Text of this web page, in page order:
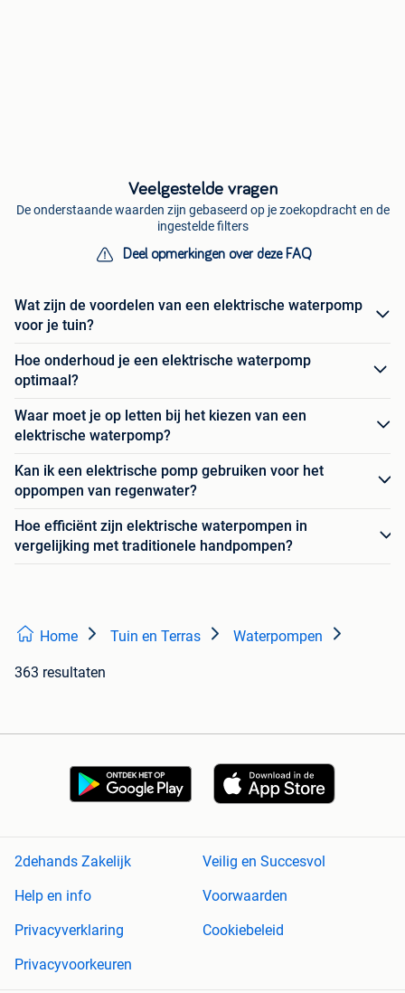
Veelgestelde vragen
De onderstaande waarden zijn gebaseerd op je zoekopdracht en de
ingestelde filters
Deel opmerkingen over deze FAQ
Wat zijn de voordelen van een elektrische waterpomp
voor je tuin?
Hoe onderhoud je een elektrische waterpomp
optimaal?
Waar moet je op letten bij het kiezen van een
elektrische waterpomp?
Kan ik een elektrische pomp gebruiken voor het
oppompen van regenwater?
Hoe efficiënt zijn elektrische waterpompen in
vergelijking met traditionele handpompen?
Home Tuin en Terras Waterpompen
363 resultaten
2dehands Zakelijk
Veilig en Succesvol
Help en info
Voorwaarden
Privacyverklaring
Cookiebeleid
Privacyvoorkeuren